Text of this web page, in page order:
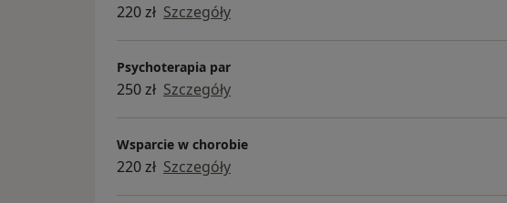
220 zł Szczegóły
Psychoterapia par
250 zł Szczegóły
Wsparcie w chorobie
220 zł Szczegóły